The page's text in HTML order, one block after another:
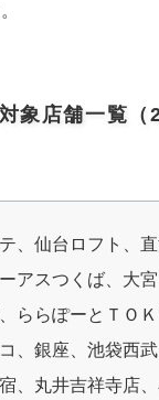
象店舗一覧
、仙台ロフト、
アスつくば、大
ららぽーとＴＯ
、銀座、池袋西
、丸井吉祥寺店